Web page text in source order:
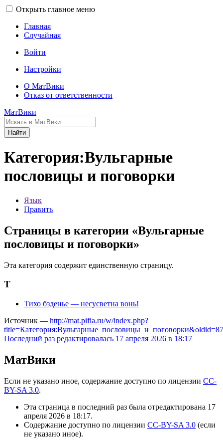
Открыть главное меню
Главная
Случайная
Войти
Настройки
О МатВики
Отказ от ответственности
МатВики
Найти
Категория:Вульгарные
пословицы и поговорки
Язык
Править
Страницы в категории «Вульгарные
пословицы и поговорки»
Эта категория содержит единственную страницу.
Т
Тихо бзденье — несусветна вонь!
Источник — http://mat.pifia.ru/w/index.php?
Последний раз редактировалась 17 апреля 2026 в 18:17
МатВики
Если не указано иное, содержание доступно по лицензии CC-
BY-SA 3.0.
Эта страница в последний раз была отредактирована 17
апреля 2026 в 18:17.
Содержание доступно по лицензии CC-BY-SA 3.0 (если
не указано иное).